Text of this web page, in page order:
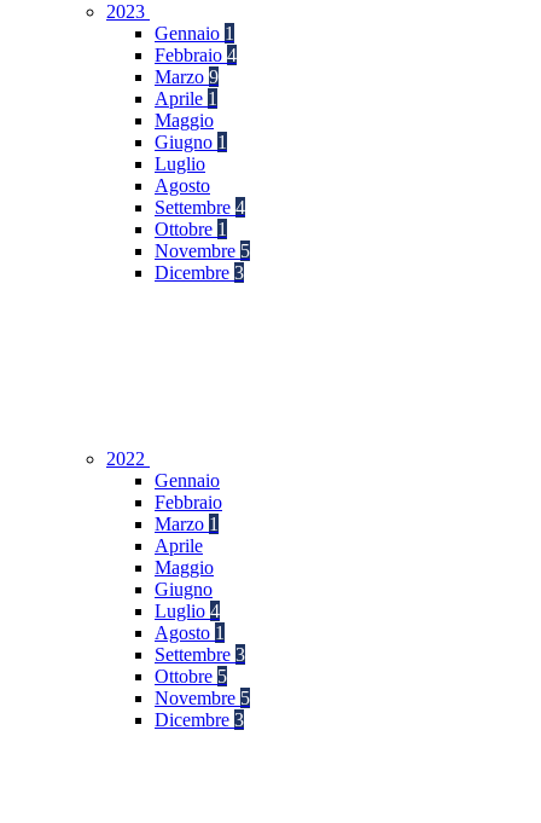
2023
Gennaio 1
Febbraio 4
Marzo 9
Aprile 1
Maggio
Giugno 1
Luglio
Agosto
Settembre 4
Ottobre 1
Novembre 5
Dicembre 3
2022
Gennaio
Febbraio
Marzo 1
Aprile
Maggio
Giugno
Luglio 4
Agosto 1
Settembre 3
Ottobre 5
Novembre 5
Dicembre 3